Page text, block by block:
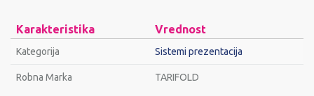
Karakteristika Vrednost
Kategorija Sistemi prezentacija
Robna Marka TARIFOLD